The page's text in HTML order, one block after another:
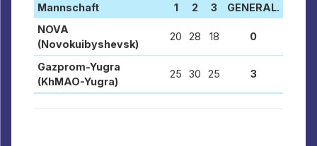
Mannschaft 1 2 3
GENERAL.
NOVA
(Novokuibyshevsk)
20 28 18 0
Gazprom-Yugra
(KhMAO-Yugra)
25 30 25 3